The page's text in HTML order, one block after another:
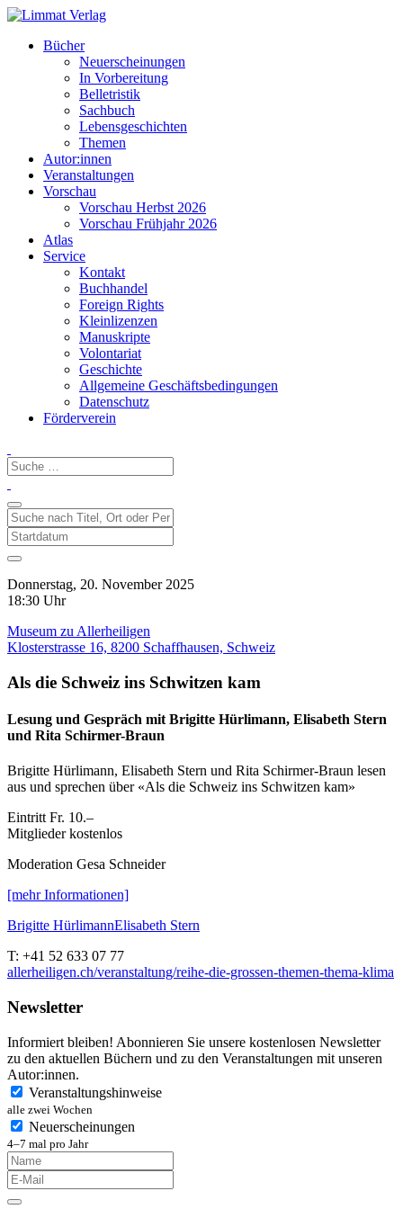
Bücher
Neuerscheinungen
In Vorbereitung
Belletristik
Sachbuch
Lebensgeschichten
Themen
Autor:innen
Veranstaltungen
Vorschau
Vorschau Herbst 2026
Vorschau Frühjahr 2026
Atlas
Service
Kontakt
Buchhandel
Foreign Rights
Kleinlizenzen
Manuskripte
Volontariat
Geschichte
Allgemeine Geschäftsbedingungen
Datenschutz
Förderverein
Donnerstag, 20. November 2025
18:30 Uhr
Museum zu Allerheiligen
Klosterstrasse 16, 8200 Schaffhausen, Schweiz
Als die Schweiz ins Schwitzen kam
Lesung und Gespräch mit Brigitte Hürlimann, Elisabeth Stern
und Rita Schirmer-Braun
Brigitte Hürlimann, Elisabeth Stern und Rita Schirmer-Braun lesen
aus und sprechen über «Als die Schweiz ins Schwitzen kam»
Eintritt Fr. 10.–
Mitglieder kostenlos
Moderation Gesa Schneider
[mehr Informationen]
Brigitte HürlimannElisabeth Stern
T: +41 52 633 07 77
allerheiligen.ch/veranstaltung/reihe-die-grossen-themen-thema-klima
Newsletter
Informiert bleiben! Abonnieren Sie unsere kostenlosen Newsletter
zu den aktuellen Büchern und zu den Veranstaltungen mit unseren
Autor:innen.
Veranstaltungshinweise
alle zwei Wochen
Neuerscheinungen
4–7 mal pro Jahr